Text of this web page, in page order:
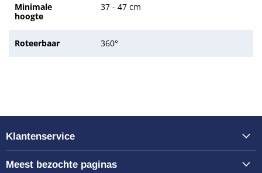
Minimale
hoogte
37 - 47 cm
Roteerbaar 360°
Klantenservice
Meest bezochte paginas